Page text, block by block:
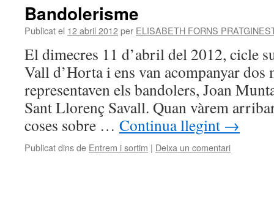
Bandolerisme
Publicat el 12 abril 2012per ELISABETH FORNS
El dimecres 11 d’abril del 2012, cicle
Vall d’Horta i ens van acompanyar dos
representaven els bandolers, Joan
Sant Llorenç Savall. Quan vàrem
coses sobre … Continua llegint →
Publicat dins de Entrem i sortim | Deixa un comentari